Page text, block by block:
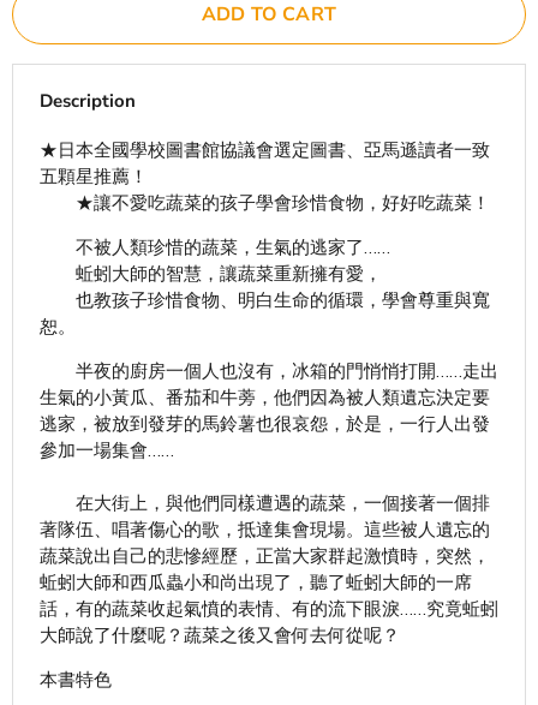
ADD TO CART
Description
★日本全國學校圖書館協議會選定圖書、亞馬遜讀者一致
五顆星推薦！
★讓不愛吃蔬菜的孩子學會珍惜食物，好好吃蔬菜！
不被人類珍惜的蔬菜，生氣的逃家了……
蚯蚓大師的智慧，讓蔬菜重新擁有愛，
也教孩子珍惜食物、明白生命的循環，學會尊重與寬
恕。
半夜的廚房一個人也沒有，冰箱的門悄悄打開……走出
生氣的小黃瓜、番茄和牛蒡，他們因為被人類遺忘決定要
逃家，被放到發芽的馬鈴薯也很哀怨，於是，一行人出發
參加一場集會……
在大街上，與他們同樣遭遇的蔬菜，一個接著一個排
著隊伍、唱著傷心的歌，抵達集會現場。這些被人遺忘的
蔬菜說出自己的悲慘經歷，正當大家群起激憤時，突然，
蚯蚓大師和西瓜蟲小和尚出現了，聽了蚯蚓大師的一席
話，有的蔬菜收起氣憤的表情、有的流下眼淚……究竟蚯蚓
大師說了什麼呢？蔬菜之後又會何去何從呢？
本書特色